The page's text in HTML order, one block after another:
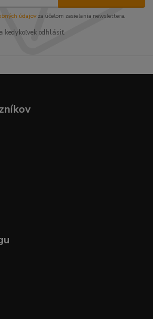
údajov za účelom zasielania newslettera.
kedykoľvek odhlásiť.